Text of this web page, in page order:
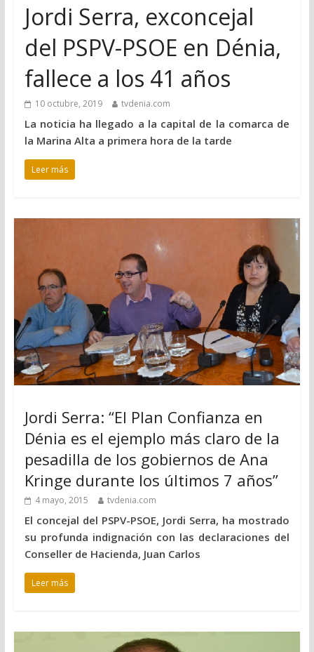
Jordi Serra, exconcejal
del PSPV-PSOE en Dénia,
fallece a los 41 años
10 octubre, 2019 tvdenia.com
La noticia ha llegado a la capital de la comarca de
la Marina Alta a primera hora de la tarde
Leer más
Jordi Serra: “El Plan Confianza en
Dénia es el ejemplo más claro de la
pesadilla de los gobiernos de Ana
Kringe durante los últimos 7 años”
4 mayo, 2015 tvdenia.com
El concejal del PSPV-PSOE, Jordi Serra, ha mostrado
su profunda indignación con las declaraciones del
Conseller de Hacienda, Juan Carlos
Leer más